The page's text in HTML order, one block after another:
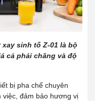
xay sinh tố Z-01 là bộ
cả phải chăng và độ
bị pha chế chuyên
việc, đảm bảo hương vị